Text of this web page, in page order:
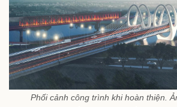
Phối cảnh công trình khi hoàn thiện.